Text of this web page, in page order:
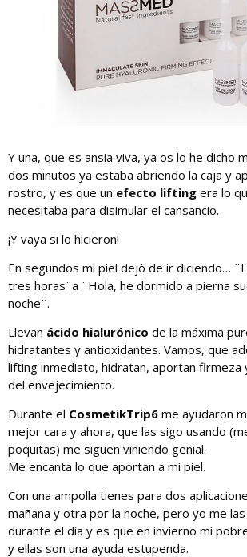
Y una, que es ansia viva, ya os lo he dicho
dos minutos ya estaba abriendo la caja y
rostro, y es que un efecto lifting era lo
necesitaba para disimular el cansancio.
¡Y vaya si lo hicieron!
En segundos mi piel dejó de ir diciendo…
tres horas¨a ¨Hola, he dormido a pierna
noche¨.
Llevan ácido hialurónico de la máxima
hidratantes y antioxidantes. Vamos, que
lifting inmediato, hidratan, aportan firmeza
del envejecimiento.
Durante el CosmetikTrip6 me ayudaron
mejor cara y ahora, que las sigo usando
poquitas) me siguen viniendo genial.
Me encanta lo que aportan a mi piel.
Con una ampolla tienes para dos
mañana y otra por la noche, pero yo me
durante el día y es que en invierno mi
y ellas son una ayuda estupenda.